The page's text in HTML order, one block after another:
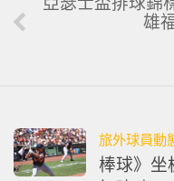
亞瑟士盃排球錦
旅外球員動